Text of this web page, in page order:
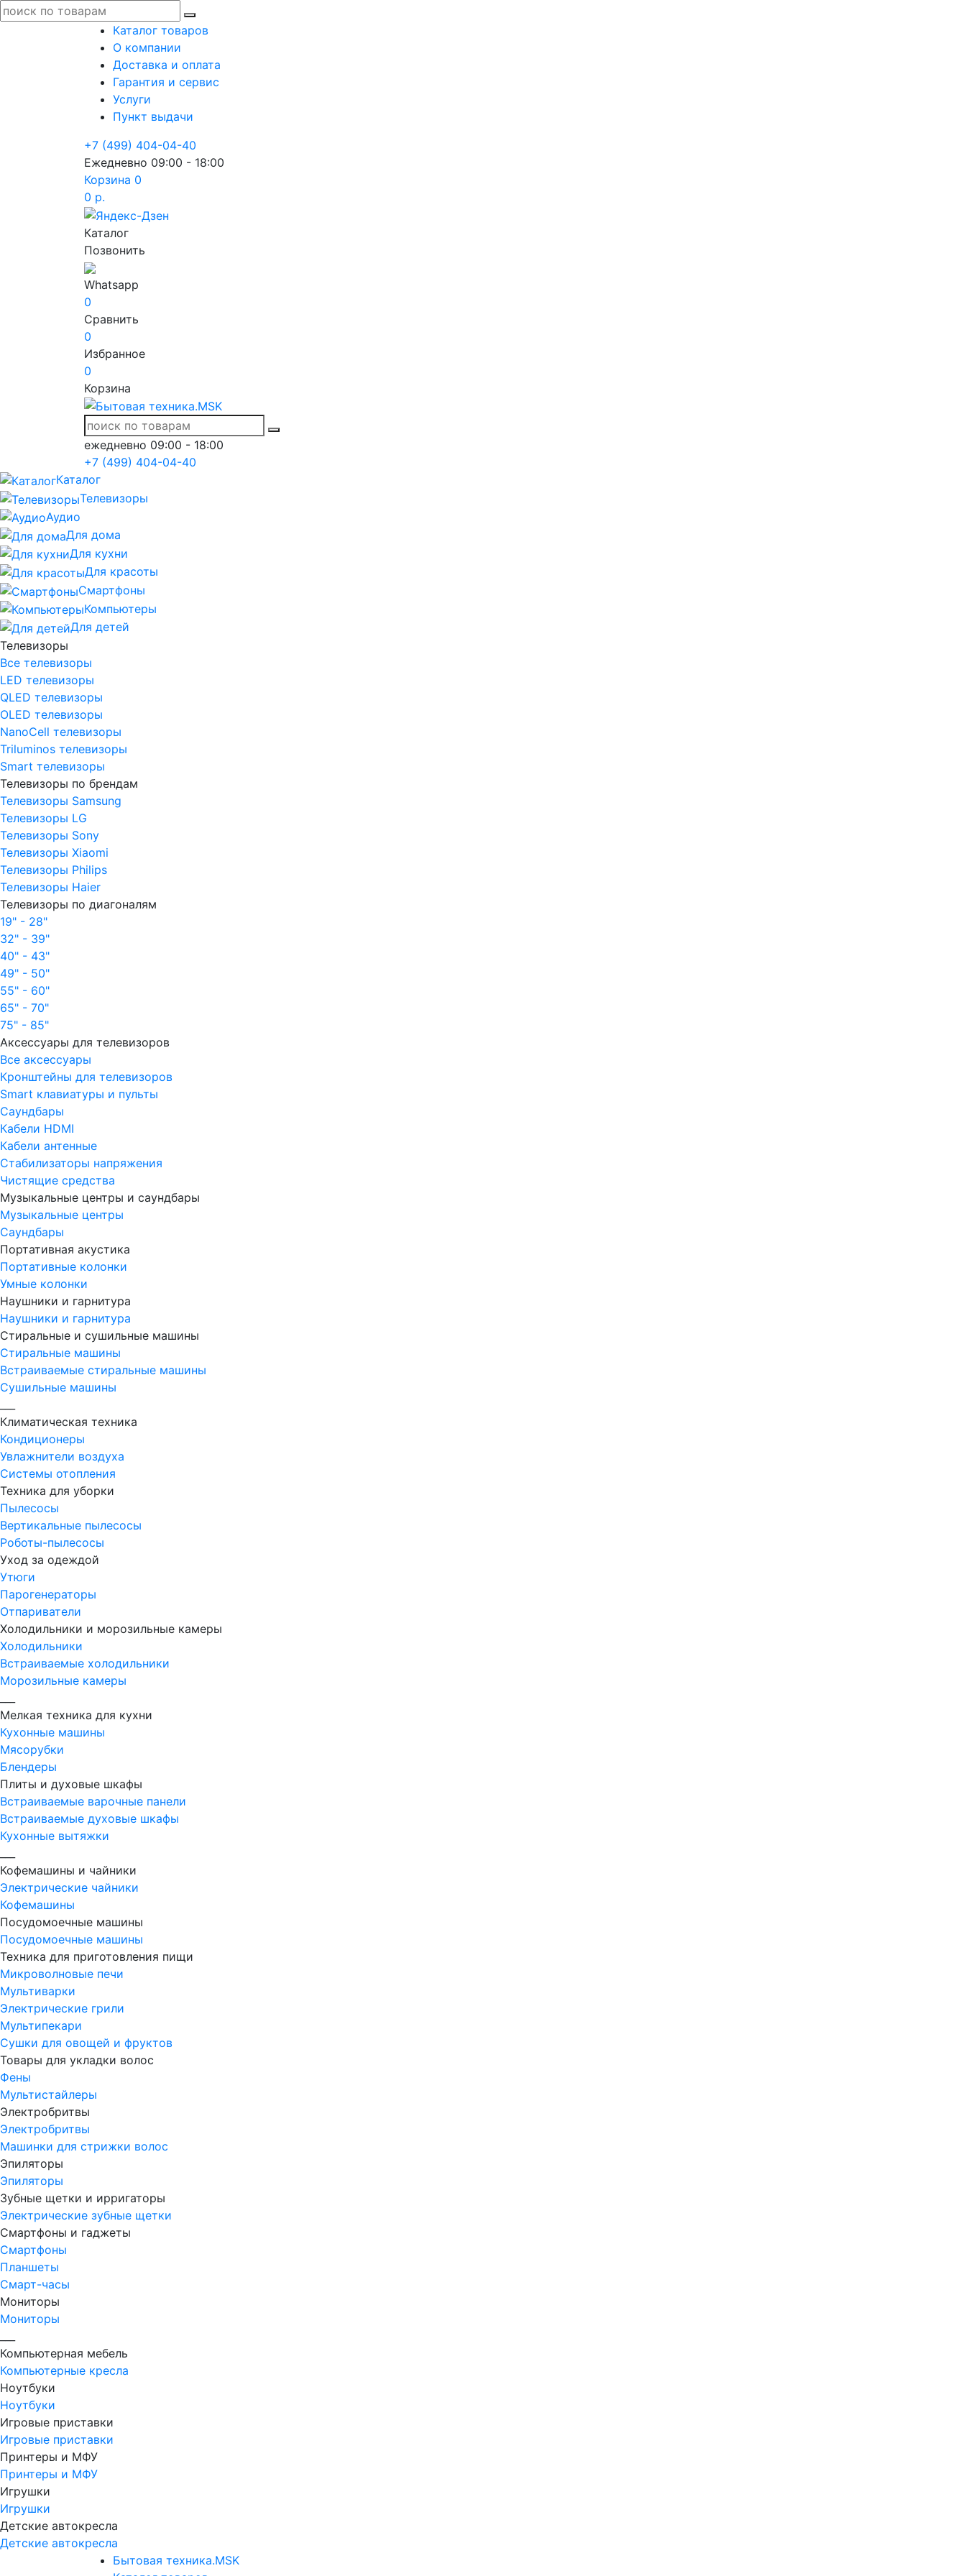
Каталог товаров
О компании
Доставка и оплата
Гарантия и сервис
Услуги
Пункт выдачи
+7 (499) 404-04-40
Ежедневно 09:00 - 18:00
Корзина 0
0 р.
Каталог
Позвонить
Whatsapp
0
Сравнить
0
Избранное
0
Корзина
ежедневно 09:00 - 18:00
+7 (499) 404-04-40
Каталог
Телевизоры
Аудио
Для дома
Для кухни
Для красоты
Смартфоны
Компьютеры
Для детей
Телевизоры
Все телевизоры
LED телевизоры
QLED телевизоры
OLED телевизоры
NanoCell телевизоры
Triluminos телевизоры
Smart телевизоры
Телевизоры по брендам
Телевизоры Samsung
Телевизоры LG
Телевизоры Sony
Телевизоры Xiaomi
Телевизоры Philips
Телевизоры Haier
Телевизоры по диагоналям
19" - 28"
32" - 39"
40" - 43"
49" - 50"
55" - 60"
65" - 70"
75" - 85"
Аксессуары для телевизоров
Все аксессуары
Кронштейны для телевизоров
Smart клавиатуры и пульты
Саундбары
Кабели HDMI
Кабели антенные
Стабилизаторы напряжения
Чистящие средства
Музыкальные центры и саундбары
Музыкальные центры
Саундбары
Портативная акустика
Портативные колонки
Умные колонки
Наушники и гарнитура
Наушники и гарнитура
Стиральные и сушильные машины
Стиральные машины
Встраиваемые стиральные машины
Сушильные машины
Климатическая техника
Кондиционеры
Увлажнители воздуха
Системы отопления
Техника для уборки
Пылесосы
Вертикальные пылесосы
Роботы-пылесосы
Уход за одеждой
Утюги
Парогенераторы
Отпариватели
Холодильники и морозильные камеры
Холодильники
Встраиваемые холодильники
Морозильные камеры
Мелкая техника для кухни
Кухонные машины
Мясорубки
Блендеры
Плиты и духовые шкафы
Встраиваемые варочные панели
Встраиваемые духовые шкафы
Кухонные вытяжки
Кофемашины и чайники
Электрические чайники
Кофемашины
Посудомоечные машины
Посудомоечные машины
Техника для приготовления пищи
Микроволновые печи
Мультиварки
Электрические грили
Мультипекари
Сушки для овощей и фруктов
Товары для укладки волос
Фены
Мультистайлеры
Электробритвы
Электробритвы
Машинки для стрижки волос
Эпиляторы
Эпиляторы
Зубные щетки и ирригаторы
Электрические зубные щетки
Смартфоны и гаджеты
Смартфоны
Планшеты
Смарт-часы
Мониторы
Мониторы
Компьютерная мебель
Компьютерные кресла
Ноутбуки
Ноутбуки
Игровые приставки
Игровые приставки
Принтеры и МФУ
Принтеры и МФУ
Игрушки
Игрушки
Детские автокресла
Детские автокресла
Бытовая техника.MSK